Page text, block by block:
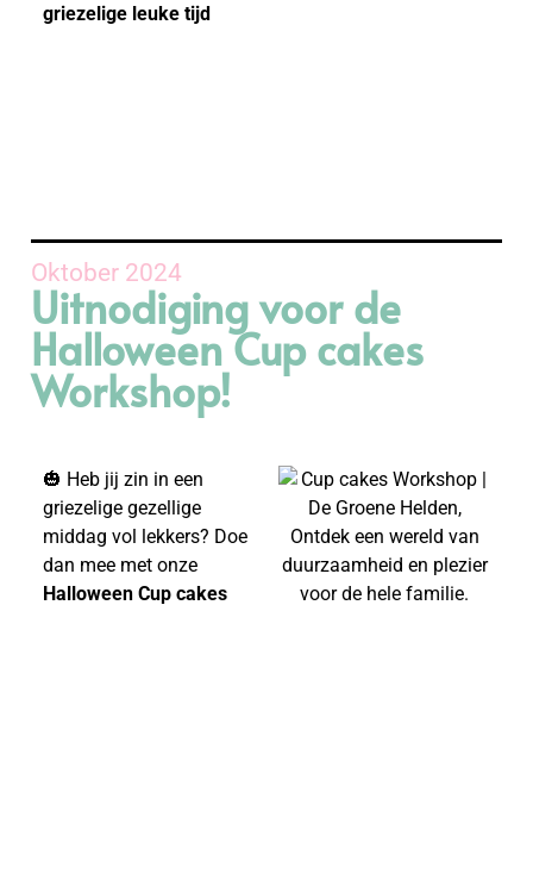
griezelige leuke tijd
Oktober 2024
Uitnodiging voor de
Halloween Cup cakes
Workshop!
🎃 Heb jij zin in een
griezelige gezellige
middag vol lekkers? Doe
dan mee met onze
Halloween Cup cakes